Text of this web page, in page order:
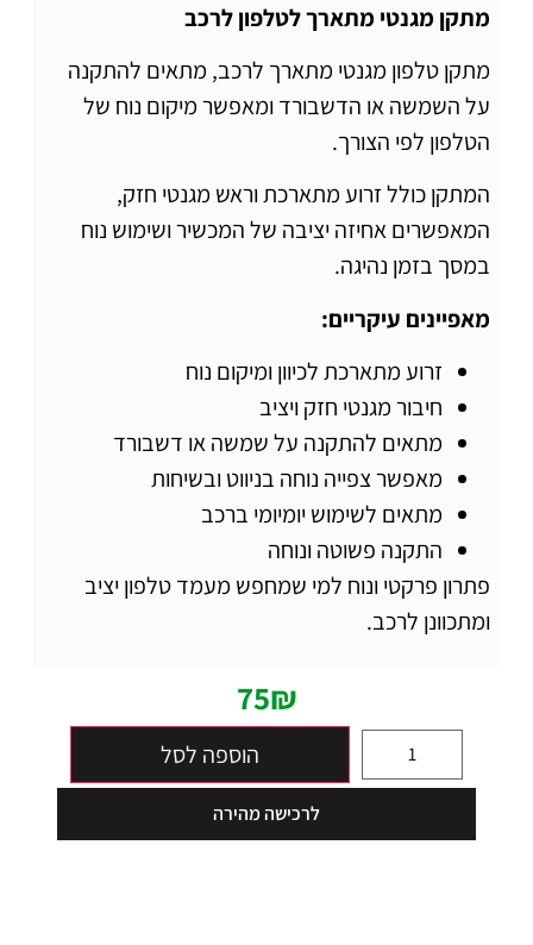
מתקן מגנטי מתארך לטלפון לרכב
מתקן טלפון מגנטי מתארך לרכב, מתאים להתקנה
על השמשה או הדשבורד ומאפשר מיקום נוח של
הטלפון לפי הצורך.
המתקן כולל זרוע מתארכת וראש מגנטי חזק,
המאפשרים אחיזה יציבה של המכשיר ושימוש נוח
במסך בזמן נהיגה.
מאפיינים עיקריים:
זרוע מתארכת לכיוון ומיקום נוח
חיבור מגנטי חזק ויציב
מתאים להתקנה על שמשה או דשבורד
מאפשר צפייה נוחה בניווט ובשיחות
מתאים לשימוש יומיומי ברכב
התקנה פשוטה ונוחה
פתרון פרקטי ונוח למי שמחפש מעמד טלפון יציב
ומתכוונן לרכב.
75₪
הוספה לסל
לרכישה מהירה